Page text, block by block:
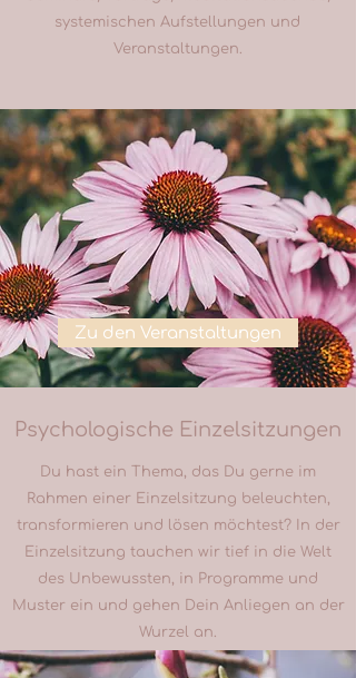
systemischen Aufstellungen und
Veranstaltungen.
Zu den Veranstaltungen
Psychologische Einzelsitzungen
Du hast ein Thema, das Du gerne im
Rahmen einer Einzelsitzung beleuchten,
transformieren und lösen möchtest? In der
Einzelsitzung tauchen wir tief in die Welt
des Unbewussten, in Programme und
Muster ein und gehen Dein Anliegen an der
Wurzel an.